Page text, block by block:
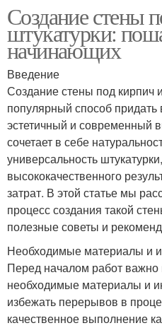
Создание стены
штукатурки:
начинающих
Введение
Создание стены под кирпич
популярный способ
эстетичный и современный
сочетает в себе
универсальность
высококачественного
затрат. В этой статье мы
процесс создания такой
полезные советы и
Необходимые материалы и
Перед началом работ важно
необходимые материалы и
избежать перерывов в
качественное выполнение